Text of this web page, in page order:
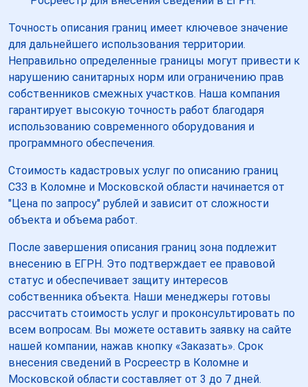
Точность описания границ имеет ключевое значение
для дальнейшего использования территории.
Неправильно определенные границы могут привести к
нарушению санитарных норм или ограничению прав
собственников смежных участков. Наша компания
гарантирует высокую точность работ благодаря
использованию современного оборудования и
программного обеспечения.
Стоимость кадастровых услуг по описанию границ
СЗЗ в Коломне и Московской области начинается от
"Цена по запросу" рублей и зависит от сложности
объекта и объема работ.
После завершения описания границ зона подлежит
внесению в ЕГРН. Это подтверждает ее правовой
статус и обеспечивает защиту интересов
собственника объекта. Наши менеджеры готовы
рассчитать стоимость услуг и проконсультировать по
всем вопросам. Вы можете оставить заявку на сайте
нашей компании, нажав кнопку «Заказать». Срок
внесения сведений в Росреестр в Коломне и
Московской области составляет от 3 до 7 дней.